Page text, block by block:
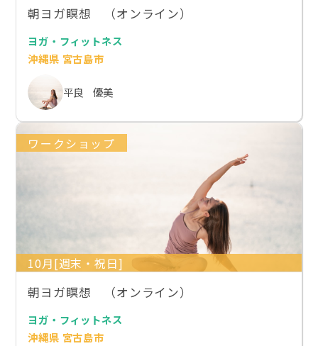
朝ヨガ瞑想 （オンライン）
ヨガ・フィットネス
沖縄県 宮古島市
平良 優美
ワークショップ
10月[週末・祝日]
朝ヨガ瞑想 （オンライン）
ヨガ・フィットネス
沖縄県 宮古島市